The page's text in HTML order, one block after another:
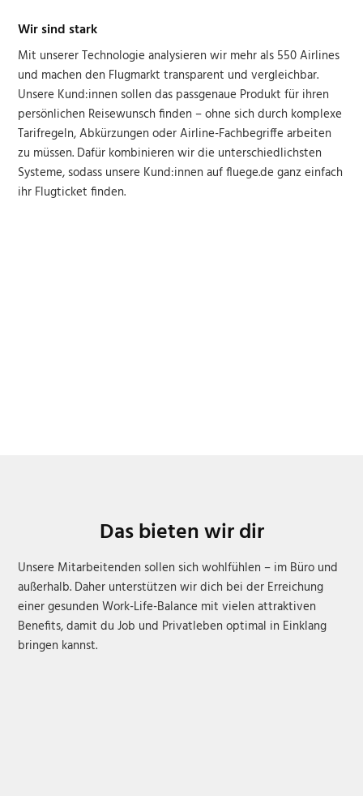
Wir sind stark
Mit unserer Technologie analysieren wir mehr als 550 Airlines
und machen den Flugmarkt transparent und vergleichbar.
Unsere Kund:innen sollen das passgenaue Produkt für ihren
persönlichen Reisewunsch finden – ohne sich durch komplexe
Tarifregeln, Abkürzungen oder Airline-Fachbegriffe arbeiten
zu müssen. Dafür kombinieren wir die unterschiedlichsten
Systeme, sodass unsere Kund:innen auf fluege.de ganz einfach
ihr Flugticket finden.
Das bieten wir dir
Unsere Mitarbeitenden sollen sich wohlfühlen – im Büro und
außerhalb. Daher unterstützen wir dich bei der Erreichung
einer gesunden Work-Life-Balance mit vielen attraktiven
Benefits, damit du Job und Privatleben optimal in Einklang
bringen kannst.